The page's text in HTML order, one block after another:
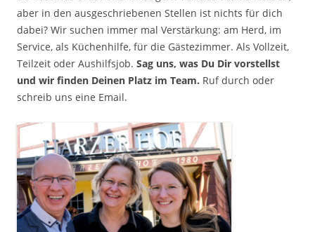
aber in den ausgeschriebenen Stellen ist nichts für dich
dabei? Wir suchen immer mal Verstärkung: am Herd, im
Service, als Küchenhilfe, für die Gästezimmer. Als Vollzeit,
Teilzeit oder Aushilfsjob. Sag uns, was Du Dir vorstellst
und wir finden Deinen Platz im Team. Ruf durch oder
schreib uns eine Email.